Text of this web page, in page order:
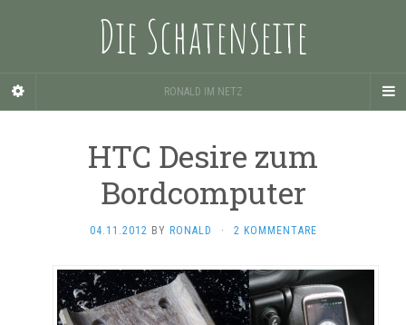
Die Schatenseite
RONALD IM NETZ
HTC Desire zum
Bordcomputer
04.11.2012 BY RONALD · 2 KOMMENTARE